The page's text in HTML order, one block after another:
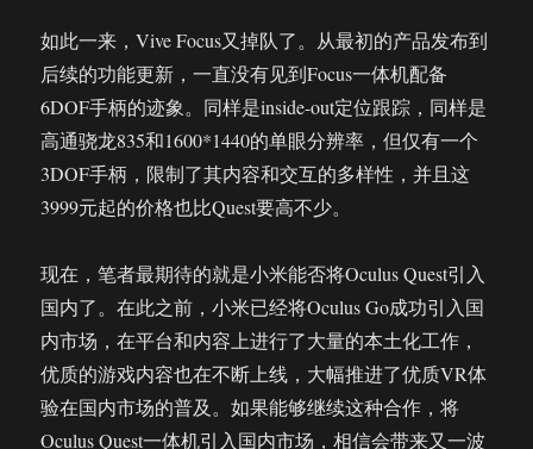
如此一来，Vive Focus又掉队了。从最初的产品发布到
后续的功能更新，一直没有见到Focus一体机配备
6DOF手柄的迹象。同样是inside-out定位跟踪，同样是
高通骁龙835和1600*1440的单眼分辨率，但仅有一个
3DOF手柄，限制了其内容和交互的多样性，并且这
3999元起的价格也比Quest要高不少。
现在，笔者最期待的就是小米能否将Oculus Quest引入
国内了。在此之前，小米已经将Oculus Go成功引入国
内市场，在平台和内容上进行了大量的本土化工作，
优质的游戏内容也在不断上线，大幅推进了优质VR体
验在国内市场的普及。如果能够继续这种合作，将
Oculus Quest一体机引入国内市场，相信会带来又一波